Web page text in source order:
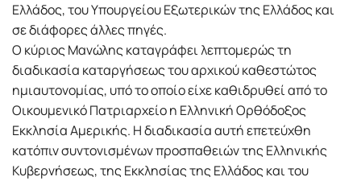
Ελλάδος, του Υπουργείου Εξωτερικών της Ελλάδος και
σε διάφορες άλλες πηγές.
Ο κύριος Μανώλης καταγράφει λεπτομερώς τη
διαδικασία καταργήσεως του αρχικού καθεστώτος
ημιαυτονομίας, υπό το οποίο είχε καθιδρυθεί από το
Οικουμενικό Πατριαρχείο η Ελληνική Ορθόδοξος
Εκκλησία Αμερικής. Η διαδικασία αυτή επετεύχθη
κατόπιν συντονισμένων προσπαθειών της Ελληνικής
Κυβερνήσεως, της Εκκλησίας της Ελλάδος και του